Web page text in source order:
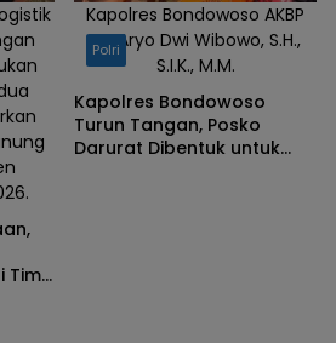
Tim
Kapolres Bondowoso AKBP
Dr. Aryo Dwi Wibowo, S.H.,
S.I.K., M.M.
Polri
Kapolres Bondowoso
Turun Tangan, Posko
Darurat Dibentuk untuk